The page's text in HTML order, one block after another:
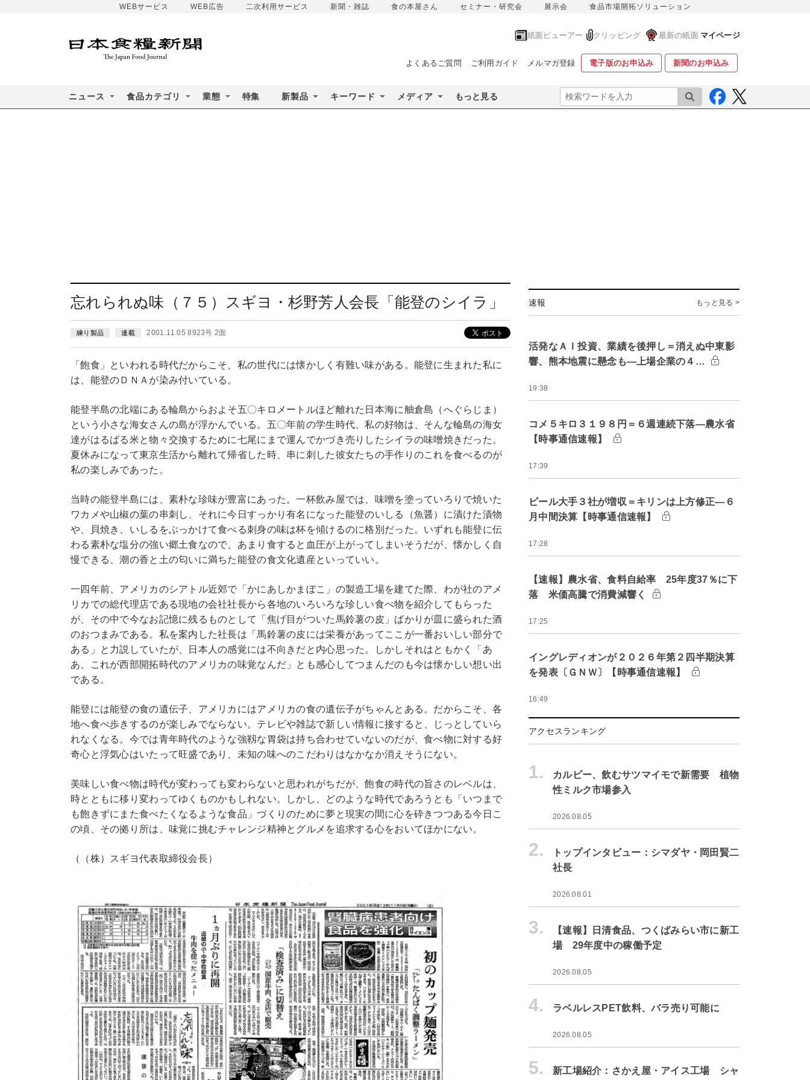
WEBサービス WEB広告 二次利用サービス 新聞・雑誌 食の本屋さん セミナー・研究会 展示会 食品市場開拓ソリューション
紙面ビューアー クリッピング 最新の紙面 マイページ
よくあるご質問 ご利用ガイド メルマガ登録 電子版のお申込み 新聞のお申込み
ニュース 食品カテゴリ 業態 特集 新製品 キーワード メディア もっと見る 検索
忘れられぬ味（７５）スギヨ・杉野芳人会長「能登のシイラ」
練り製品 連載 2001.11.05 8923号 2面
「飽食」といわれる時代だからこそ、私の世代には懐かしく有難い味がある。能登に生まれた私に
は、能登のＤＮＡが染み付いている。
能登半島の北端にある輪島からおよそ五〇キロメートルほど離れた日本海に舳倉島（へぐらじま）
という小さな海女さんの島が浮かんでいる。五〇年前の学生時代、私の好物は、そんな輪島の海女
達がはるばる米と物々交換するために七尾にまで運んでかづき売りしたシイラの味噌焼きだった。
夏休みになって東京生活から離れて帰省した時、串に刺した彼女たちの手作りのこれを食べるのが
私の楽しみであった。
当時の能登半島には、素朴な珍味が豊富にあった。一杯飲み屋では、味噌を塗っていろりで焼いた
ワカメや山椒の葉の串刺し、それに今日すっかり有名になった能登のいしる（魚醤）に漬けた漬物
や、貝焼き、いしるをぶっかけて食べる刺身の味は杯を傾けるのに格別だった。いずれも能登に伝
わる素朴な塩分の強い郷土食なので、あまり食すると血圧が上がってしまいそうだが、懐かしく自
慢できる、潮の香と土の匂いに満ちた能登の食文化遺産といっていい。
一四年前、アメリカのシアトル近郊で「かにあしかまぼこ」の製造工場を建てた際、わが社のアメ
リカでの総代理店である現地の会社社長から各地のいろいろな珍しい食べ物を紹介してもらった
が、その中で今なお記憶に残るものとして「焦げ目がついた馬鈴薯の皮」ばかりが皿に盛られた酒
のおつまみである。私を案内した社長は「馬鈴薯の皮には栄養があってここが一番おいしい部分で
ある」と力説していたが、日本人の感覚には不向きだと内心思った。しかしそれはともかく「あ
あ、これが西部開拓時代のアメリカの味覚なんだ」とも感心してつまんだのも今は懐かしい想い出
である。
能登には能登の食の遺伝子、アメリカにはアメリカの食の遺伝子がちゃんとある。だからこそ、各
地へ食べ歩きするのが楽しみでならない。テレビや雑誌で新しい情報に接すると、じっとしていら
れなくなる。今では青年時代のような強靱な胃袋は持ち合わせていないのだが、食べ物に対する好
奇心と浮気心はいたって旺盛であり、未知の味へのこだわりはなかなか消えそうにない。
美味しい食べ物は時代が変わっても変わらないと思われがちだが、飽食の時代の旨さのレベルは、
時とともに移り変わってゆくものかもしれない。しかし、どのような時代であろうとも「いつまで
も飽きずにまた食べたくなるような食品」づくりのために夢と現実の間に心を砕きつつある今日こ
の頃、その拠り所は、味覚に挑むチャレンジ精神とグルメを追求する心をおいてほかにない。
（（株）スギヨ代表取締役会長）
速報 もっと見る >
活発なＡＩ投資、業績を後押し＝消えぬ中東影
響、熊本地震に懸念も―上場企業の４…
19:38
コメ５キロ３１９８円＝６週連続下落―農水省
【時事通信速報】
17:39
ビール大手３社が増収＝キリンは上方修正―６
月中間決算【時事通信速報】
17:28
【速報】農水省、食料自給率 25年度37％に下
落 米価高騰で消費減響く
17:25
イングレディオンが２０２６年第２四半期決算
を発表〔ＧＮＷ〕【時事通信速報】
16:49
アクセスランキング
1.
カルビー、飲むサツマイモで新需要 植物
性ミルク市場参入
2026.08.05
2.
トップインタビュー：シマダヤ・岡田賢二
社長
2026.08.01
3.
【速報】日清食品、つくばみらい市に新工
場 29年度中の稼働予定
2026.08.05
4. ラベルレスPET飲料、バラ売り可能に
2026.08.05
5. 新工場紹介：さかえ屋・アイス工場 シャ